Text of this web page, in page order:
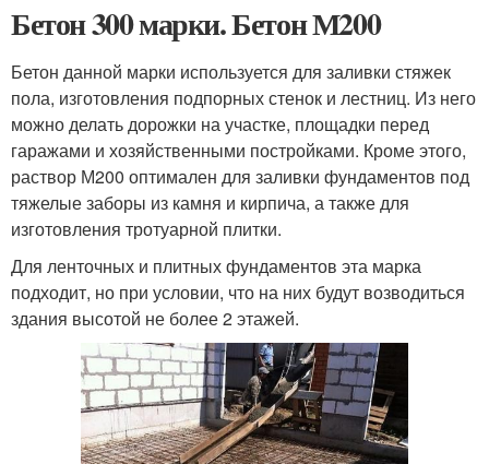
Бетон 300 марки. Бетон М200
Бетон данной марки используется для заливки стяжек
пола, изготовления подпорных стенок и лестниц. Из него
можно делать дорожки на участке, площадки перед
гаражами и хозяйственными постройками. Кроме этого,
раствор М200 оптимален для заливки фундаментов под
тяжелые заборы из камня и кирпича, а также для
изготовления тротуарной плитки.
Для ленточных и плитных фундаментов эта марка
подходит, но при условии, что на них будут возводиться
здания высотой не более 2 этажей.